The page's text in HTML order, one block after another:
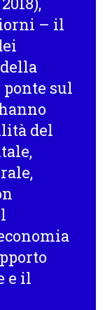
– il
ponte sul
del
e il